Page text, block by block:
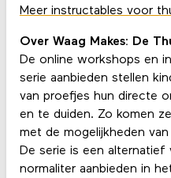
Meer instructables voor
Over Waag Makes: De
De online workshops en
serie aanbieden stellen
van proefjes hun directe
en te duiden. Zo komen
met de mogelijkheden
De serie is een alternatief
normaliter aanbieden in